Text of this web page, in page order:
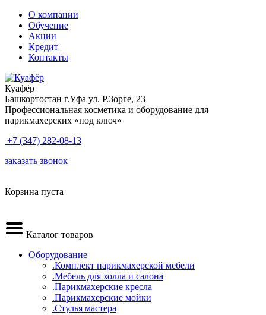
О компании
Обучение
Акции
Кредит
Контакты
Куафёр
Башкортостан г.Уфа ул. Р.Зорге, 23
Профессиональная косметика и оборудование для
парикмахерских «под ключ»
+7 (347) 282-08-13
заказать звонок
Корзина пуста
Каталог товаров
Оборудование
.Комплект парикмахерской мебели
.Мебель для холла и салона
.Парикмахерские кресла
.Парикмахерские мойки
.Стулья мастера